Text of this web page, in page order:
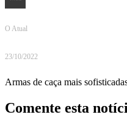
O Atual
23/10/2022
Armas de caça mais
Comente esta